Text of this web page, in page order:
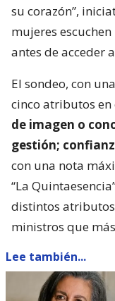
su corazón”,
mujeres
antes de acceder
El sondeo, con
cinco atributos en
de imagen o
gestión;
con una nota
“La
distintos
ministros que
Lee también...